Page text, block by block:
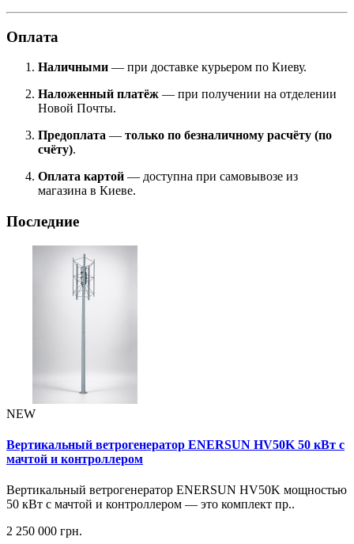
Оплата
Наличными — при доставке курьером по Киеву.
Наложенный платёж — при получении на отделении
Новой Почты.
Предоплата — только по безналичному расчёту (по
счёту).
Оплата картой — доступна при самовывозе из
магазина в Киеве.
Последние
NEW
Вертикальный ветрогенератор ENERSUN HV50K 50 кВт с
мачтой и контроллером
Вертикальный ветрогенератор ENERSUN HV50K мощностью
50 кВт с мачтой и контроллером — это комплект пр..
2 250 000 грн.